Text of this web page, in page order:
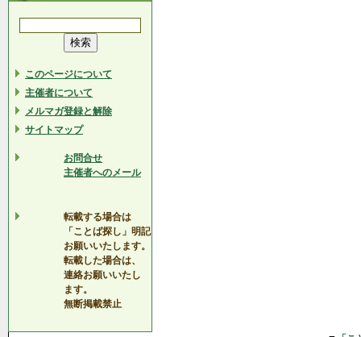
このページについて
主催者について
メルマガ登録と解除
サイトマップ
お問合せ
主催者へのメール
転載する場合は
「ことば探し」明記
お願いいたします。
転載した場合は、
連絡お願いいたし
ます。
無断掲載禁止